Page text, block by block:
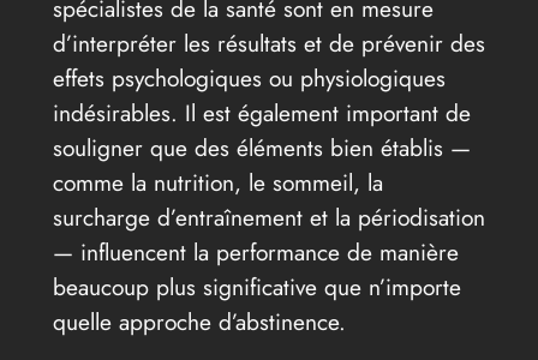
spécialistes de la santé sont en mesure
d’interpréter les résultats et de prévenir des
effets psychologiques ou physiologiques
indésirables. Il est également important de
souligner que des éléments bien établis —
comme la nutrition, le sommeil, la
surcharge d’entraînement et la périodisation
— influencent la performance de manière
beaucoup plus significative que n’importe
quelle approche d’abstinence.